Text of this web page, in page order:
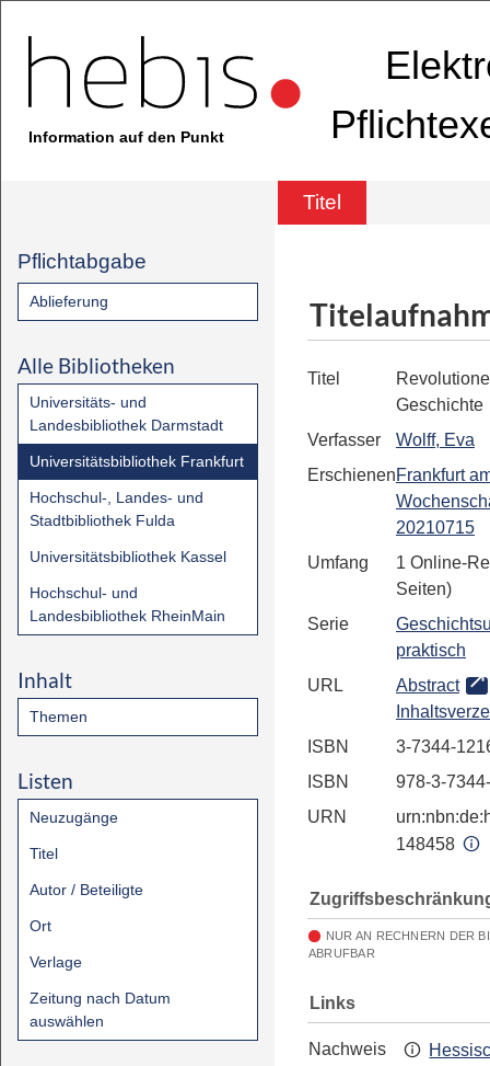
Information auf den Punkt
Titel
Pflichtabgabe
Ablieferung
Alle Bibliotheken
Universitäts- und
Landesbibliothek Darmstadt
Universitätsbibliothek Frankfurt
Hochschul-, Landes- und
Stadtbibliothek Fulda
Universitätsbibliothek Kassel
Hochschul- und
Landesbibliothek RheinMain
Inhalt
Themen
Listen
Neuzugänge
Titel
Autor / Beteiligte
Ort
Verlage
Zeitung nach Datum
auswählen
Titel
Geschichte
Verfasser
Wolff, Eva
ErschienenFrankfurt
20210715
Umfang
1 Online-
Seiten)
Serie
praktisch
URL
Abstract
ISBN
3-7344-
ISBN
978-3-
URN
148458
NUR AN RECHNERN DER
ABRUFBAR
Links
Nachweis